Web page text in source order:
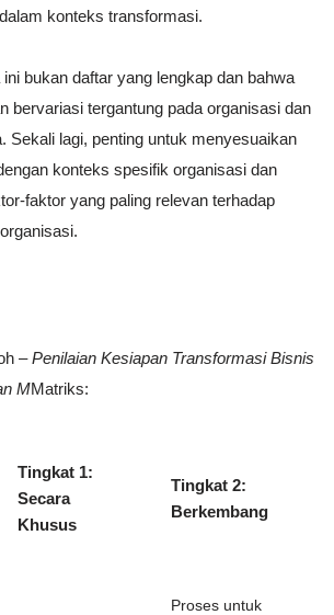
konteks transformasi.
bukan daftar yang lengkap dan bahwa
bervariasi tergantung pada organisasi dan
Sekali lagi, penting untuk menyesuaikan
konteks spesifik organisasi dan
faktor yang paling relevan terhadap
–Penilaian Kesiapan Transformasi Bisnis
MMatriks:
Tingkat 1:
Secara
Khusus
Tingkat 2:
Berkembang
Proses untuk